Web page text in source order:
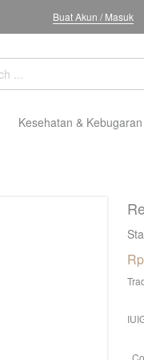
Buat Akun /Masuk
Kesehatan & Kebugaran